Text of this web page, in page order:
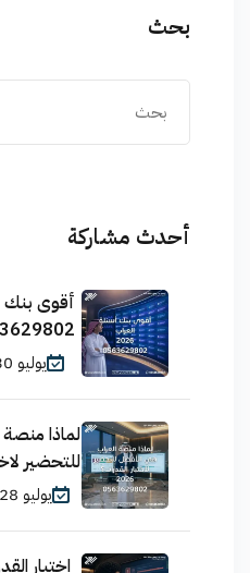
بحث
أحدث مشاركة
أقوى بنك
يوليو 30, 2026
لماذا
للتحضير
يوليو 28, 2026
اختبار